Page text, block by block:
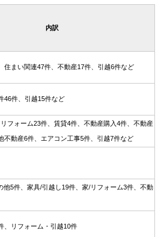
内訳
住まい関連47件、不動産17件、引越6件など
46件、引越15件など
フォーム23件、賃貸4件、不動産購入4件、不動産
不動産6件、エアコン工事5件、引越7件など
他5件、家具/引越し19件、家/リフォーム3件、不動
、リフォーム・引越10件